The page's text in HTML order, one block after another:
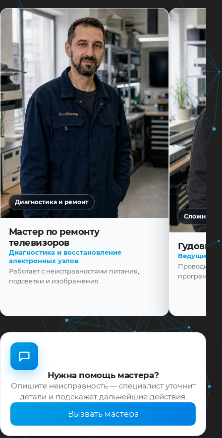
Диагностика и ремонт
Мастер по ремонту
телевизоров
Диагностика и восстановление
электронных узлов
Работает с неисправностями питания,
подсветки и изображения.
Сложная
Ведущий
Проводит
Нужна помощь мастера?
Опишите неисправность — специалист уточнит
детали и подскажет дальнейшие действия.
Вызвать мастера